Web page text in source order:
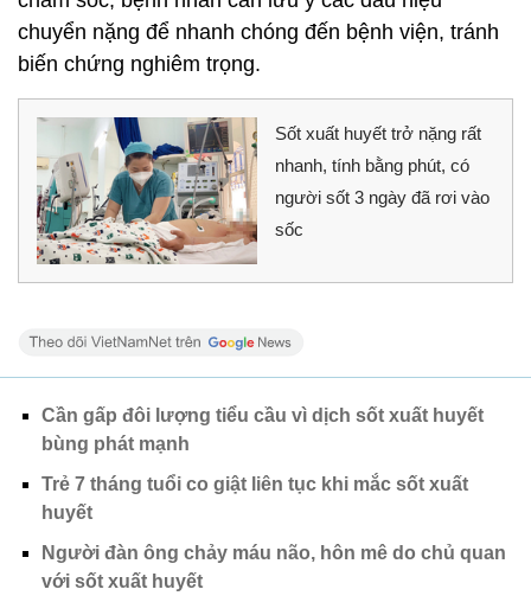
chuyển nặng để nhanh chóng đến bệnh viện, tránh
biến chứng nghiêm trọng.
Sốt xuất huyết trở nặng rất
nhanh, tính bằng phút, có
người sốt 3 ngày đã rơi vào
sốc
Cần gấp đôi lượng tiểu cầu vì dịch sốt xuất huyết
bùng phát mạnh
Trẻ 7 tháng tuổi co giật liên tục khi mắc sốt xuất
huyết
Người đàn ông chảy máu não, hôn mê do chủ quan
với sốt xuất huyết